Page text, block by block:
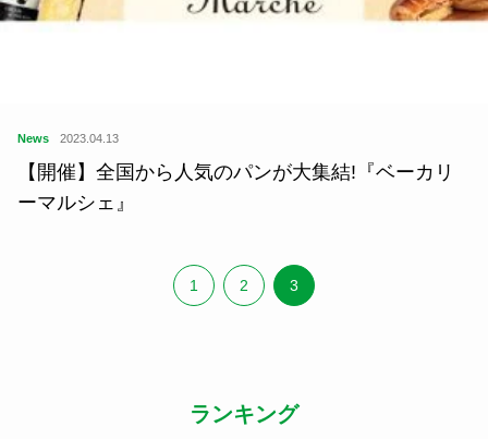
News 2023.04.13
【開催】全国から人気のパンが大集結!『ベーカリ
ーマルシェ』
1 2 3
ランキング